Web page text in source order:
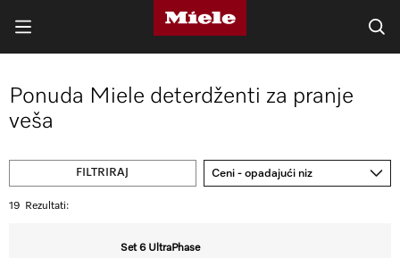
Ponuda Miele deterdženti za pranje
veša
FILTRIRAJ Ceni - opadajući niz
19 Rezultati:
Set 6 UltraPhase